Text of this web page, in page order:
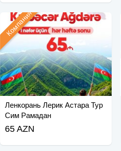
Ленкорань Лерик Астара Тур
Сим Рамадан
Компания
65 AZN